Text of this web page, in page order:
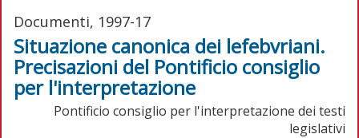
Documenti, 1997-17
Situazione canonica dei lefebvriani.
Precisazioni del Pontificio consiglio
per l'interpretazione
Pontificio consiglio per l'interpretazione dei testi
legislativi